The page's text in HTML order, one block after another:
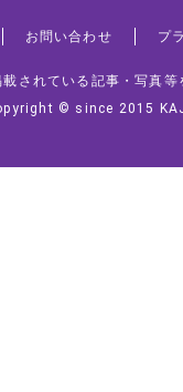
お問い合わせ プ
載されている記事・写真
© since 2015